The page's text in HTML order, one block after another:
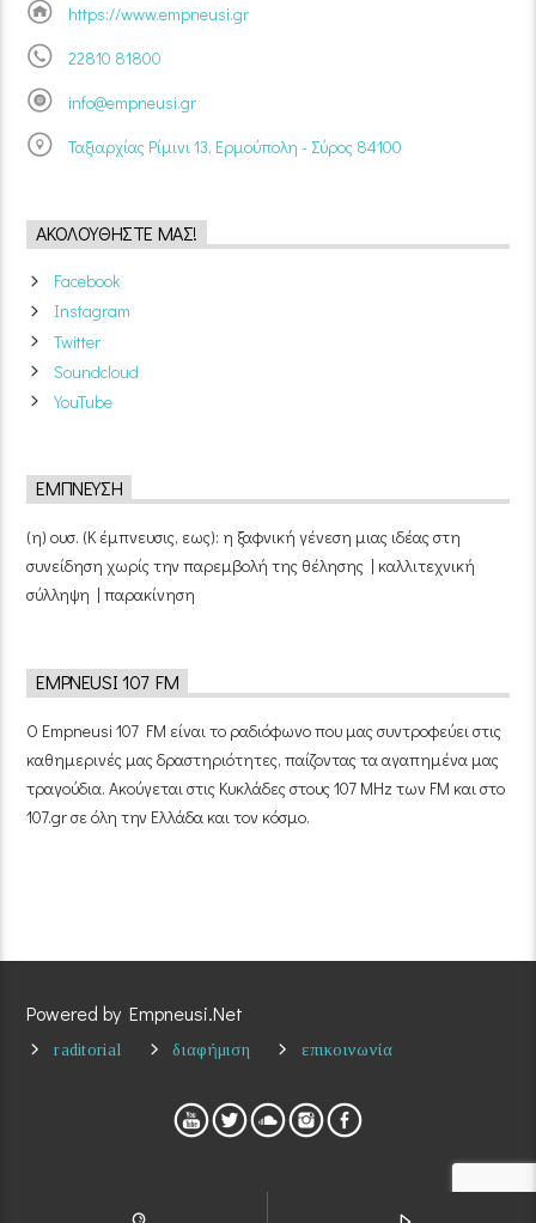
https://www.empneusi.gr
22810 81800
info@empneusi.gr
Ταξιαρχίας Ρίμινι 13, Ερμούπολη - Σύρος 84100
ΑΚΟΛΟΥΘΉΣΤΕ ΜΑΣ!
Facebook
Instagram
Twitter
Soundcloud
YouTube
ΈΜΠΝΕΥΣΗ
(η) ουσ. (Κ έμπνευσις, εως): η ξαφνική γένεση μιας ιδέας στη
συνείδηση χωρίς την παρεμβολή της θέλησης | καλλιτεχνική
σύλληψη | παρακίνηση
EMPNEUSI 107 FM
Ο Empneusi 107 FM είναι το ραδιόφωνο που μας συντροφεύει στις
καθημερινές μας δραστηριότητες, παίζοντας τα αγαπημένα μας
τραγούδια. Ακούγεται στις Κυκλάδες στους 107 MHz των FM και στο
107.gr σε όλη την Ελλάδα και τον κόσμο.
Powered by Empneusi.Net
raditorial διαφήμιση επικοινωνία